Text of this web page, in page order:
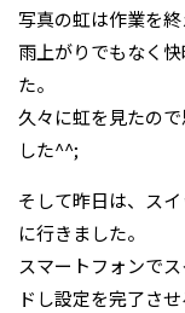
写真の虹は作業を
雨上がりでもなく
た。
久々に虹を見たの
した^^;
そして昨日は、ス
に行きました。
スマートフォンで
ドし設定を完了さ